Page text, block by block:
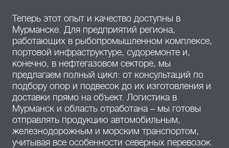
Теперь этот опыт и качество доступны в
Мурманске. Для предприятий региона,
работающих в рыбопромышленном комплексе,
портовой инфраструктуре, судоремонте и,
конечно, в нефтегазовом секторе, мы
предлагаем полный цикл: от консультаций по
подбору опор и подвесок до их изготовления и
доставки прямо на объект. Логистика в
Мурманск и область отработана – мы готовы
отправлять продукцию автомобильным,
железнодорожным и морским транспортом,
учитывая все особенности северных перевозок.